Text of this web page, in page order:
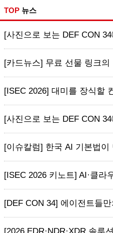
TOP 뉴스
[사진으로 보는 DEF CON
[카드뉴스] 무료 선물 링크
[ISEC 2026] 대미를 장식할
[사진으로 보는 DEF CON
[이슈칼럼] 한국 AI 기본법
[ISEC 2026 키노트] AI·클라
[DEF CON 34] 에이전트들